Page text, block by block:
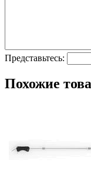
Представьтесь:
Похожие